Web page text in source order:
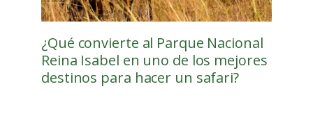
¿Qué convierte al Parque Nacional
Reina Isabel en uno de los mejores
destinos para hacer un safari?